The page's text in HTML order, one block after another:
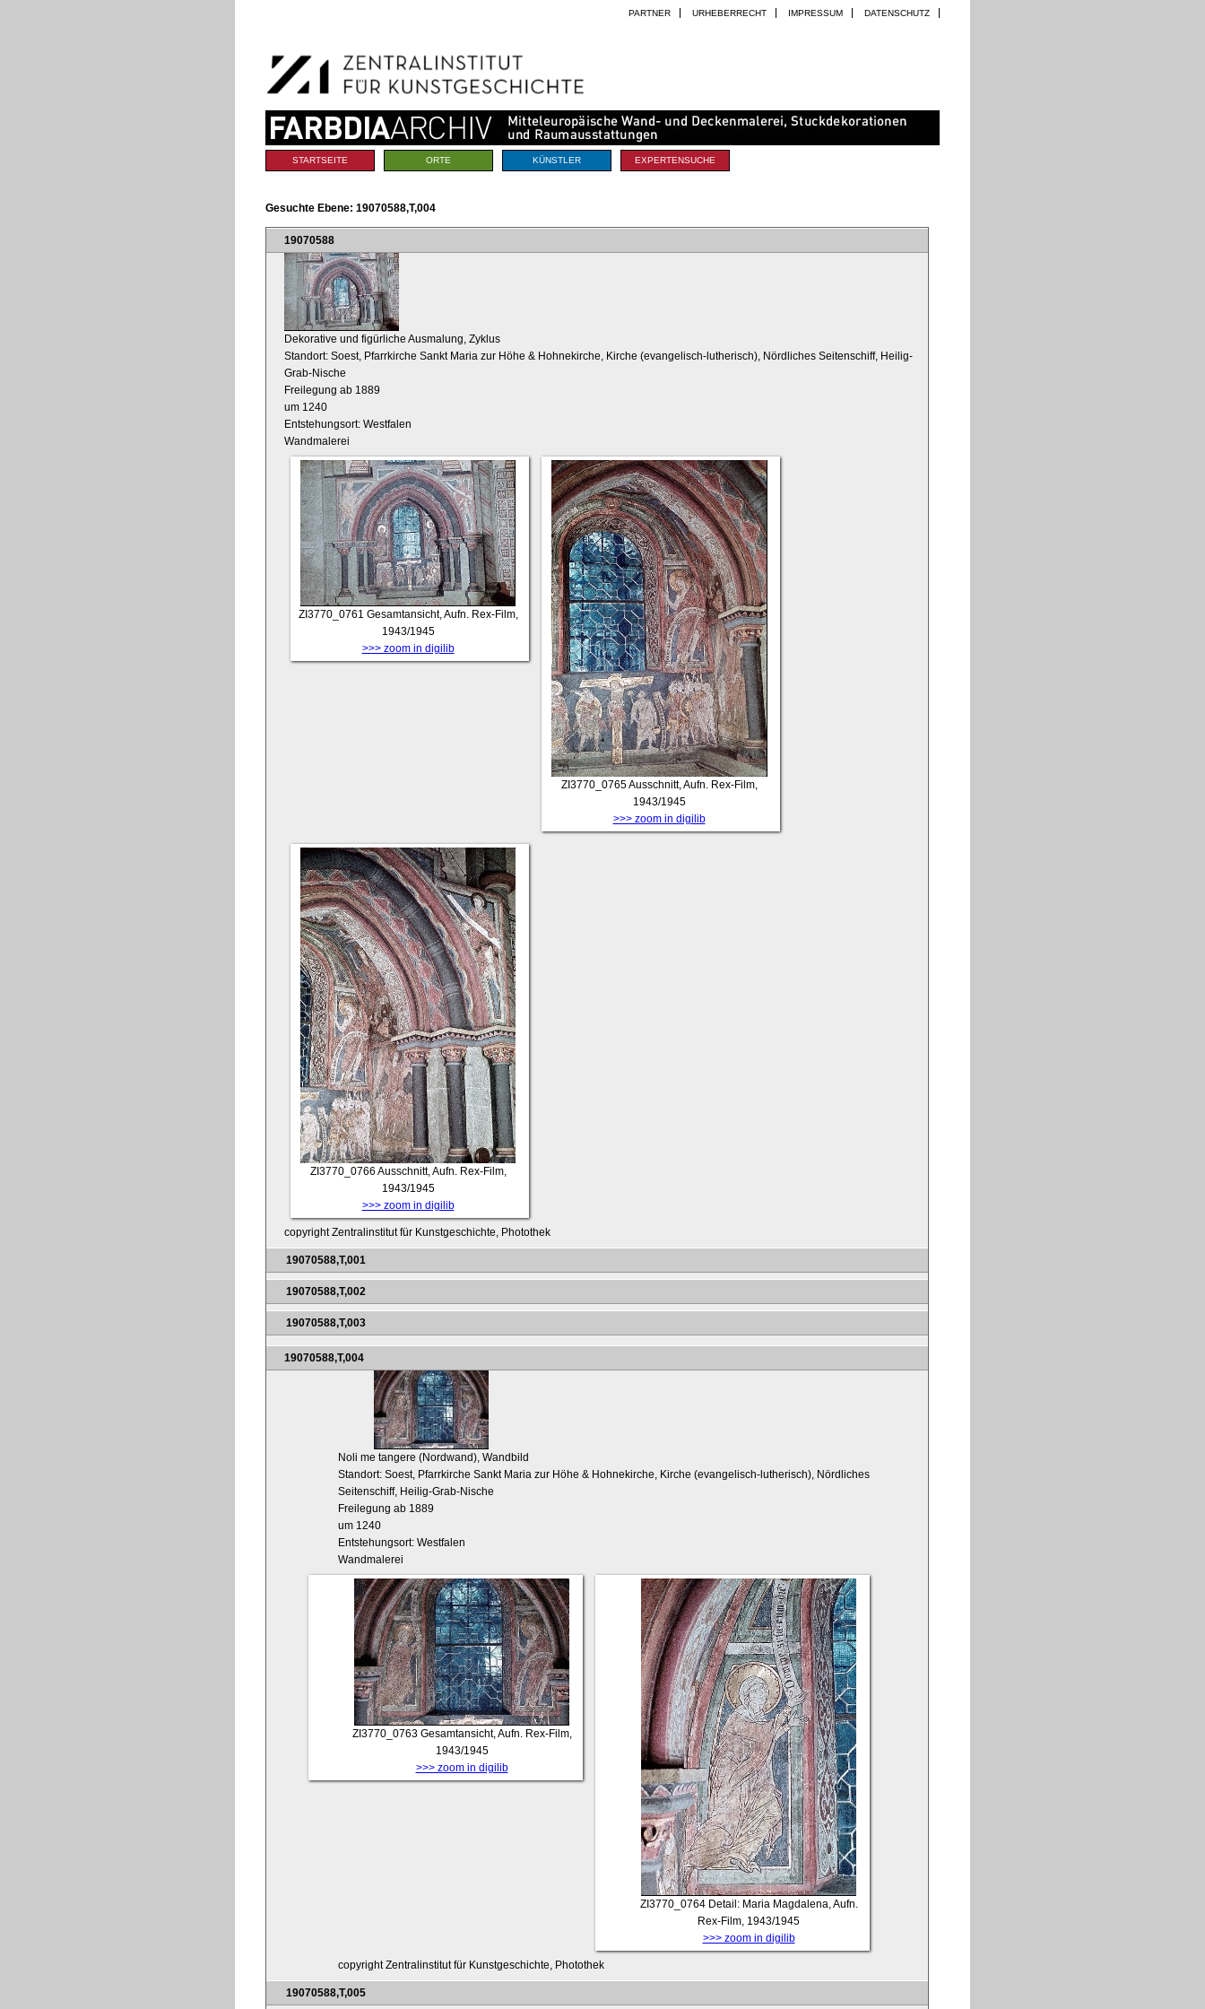
Navigation
PARTNER URHEBERRECHT IMPRESSUM DATENSCHUTZ
Sektionen
STARTSEITE ORTE KÜNSTLER EXPERTENSUCHE
Gesuchte Ebene: 19070588,T,004
19070588
Dekorative und figürliche Ausmalung, Zyklus
Standort: Soest, Pfarrkirche Sankt Maria zur Höhe & Hohnekirche, Kirche (evangelisch-lutherisch), Nördliches Seitenschiff, Heilig-
Grab-Nische
Freilegung ab 1889
um 1240
Entstehungsort: Westfalen
Wandmalerei
ZI3770_0761 Gesamtansicht, Aufn. Rex-Film,
1943/1945
>>> zoom in digilib
ZI3770_0765Ausschnitt, Aufn. Rex-Film,
1943/1945
>>> zoom in digilib
ZI3770_0766 Ausschnitt, Aufn. Rex-Film,
1943/1945
>>> zoom in digilib
copyright Zentralinstitut für Kunstgeschichte, Photothek
19070588,T,001
19070588,T,002
19070588,T,003
19070588,T,004
Noli me tangere (Nordwand), Wandbild
Standort: Soest, Pfarrkirche Sankt Maria zur Höhe & Hohnekirche, Kirche (evangelisch-lutherisch), Nördliches
Seitenschiff, Heilig-Grab-Nische
Freilegung ab 1889
um 1240
Entstehungsort: Westfalen
Wandmalerei
ZI3770_0763 Gesamtansicht, Aufn. Rex-Film,
1943/1945
>>> zoom in digilib
ZI3770_0764 Detail: Maria Magdalena, Aufn.
Rex-Film, 1943/1945
>>> zoom in digilib
copyright Zentralinstitut für Kunstgeschichte, Photothek
19070588,T,005